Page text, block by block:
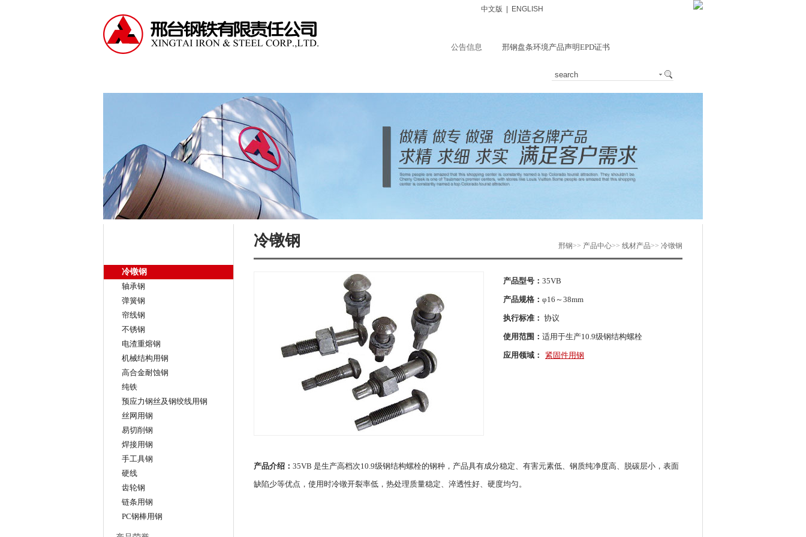
中文版 ENGLISH
公告信息 邢钢盘条环境产品声明EPD证书
冷镦钢
轴承钢
弹簧钢
帘线钢
不锈钢
电渣重熔钢
机械结构用钢
高合金耐蚀钢
纯铁
预应力钢丝及钢绞线用钢
丝网用钢
易切削钢
焊接用钢
手工具钢
硬线
齿轮钢
链条用钢
PC钢棒用钢
冷镦钢 邢钢>> 产品中心>> 线材产品>> 冷镦钢
产品型号： 35VB
产品规格： φ16～38mm
执行标准： 协议
使用范围： 适用于生产10.9级钢结构螺栓
应用领域： 紧固件用钢
产品介绍： 35VB 是生产高档次10.9级钢结构螺栓的钢种，产品具有成分稳定、有害元素低、钢质纯净度高、脱碳层小，表面
缺陷少等优点，使用时冷镦开裂率低，热处理质量稳定、淬透性好、硬度均匀。